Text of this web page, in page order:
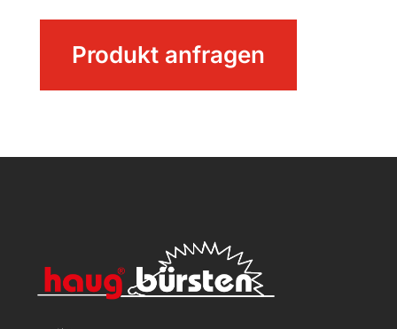
Produkt anfragen